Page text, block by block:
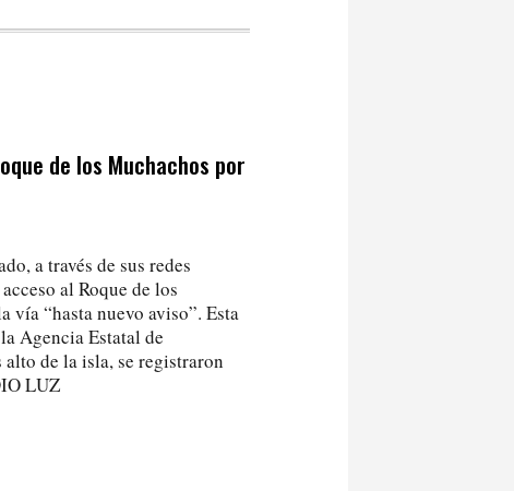
de los Muchachos por
a través de sus redes
al Roque de los
vía “hasta nuevo aviso”. Esta
Agencia Estatal de
de la isla, se registraron
LUZ